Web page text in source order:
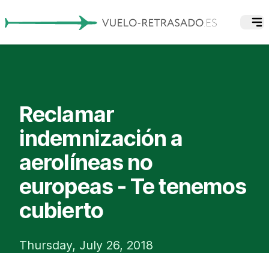
Reclamar
indemnización a
aerolíneas no
europeas - Te tenemos
cubierto
Thursday, July 26, 2018